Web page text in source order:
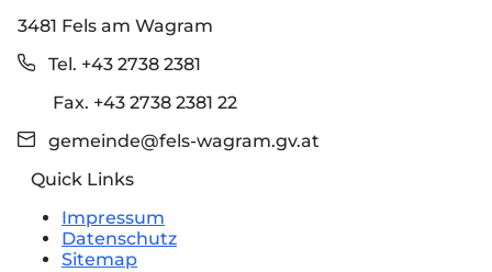
3481 Fels am Wagram
Tel. +43 2738 2381
Fax. +43 2738 2381 22
gemeinde@fels-wagram.gv.at
Quick Links
Impressum
Datenschutz
Sitemap